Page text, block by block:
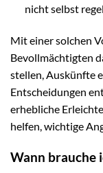
nicht selbst
Mit einer solchen
Bevollmächtigten
stellen, Auskünfte
Entscheidungen
erhebliche
helfen, wichtige
Wann brauche